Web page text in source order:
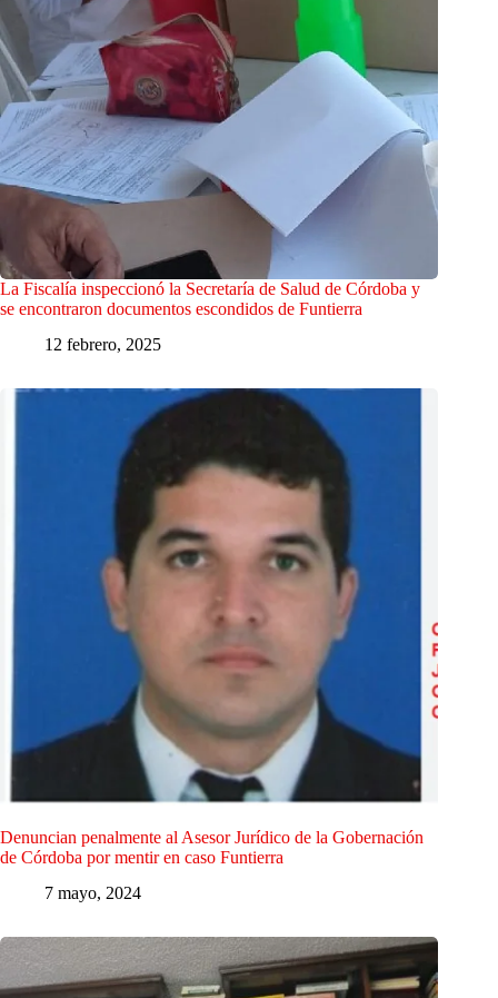
La Fiscalía inspeccionó la Secretaría de Salud de Córdoba y
se encontraron documentos escondidos de Funtierra
12 febrero, 2025
Denuncian penalmente al Asesor Jurídico de la Gobernación
de Córdoba por mentir en caso Funtierra
7 mayo, 2024